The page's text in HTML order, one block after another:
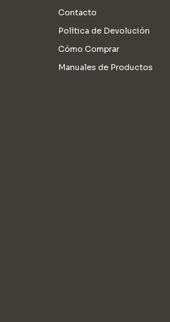
Contacto
Política de Devolución
Cómo Comprar
Manuales de Productos